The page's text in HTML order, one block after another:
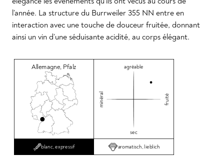
l’année. La structure du Burrweiler 355 NN entre en
interaction avec une touche de douceur fruitée, donnant
ainsi un vin d’une séduisante acidité, au corps élégant.
Allemagne, Pfalz agréable
minéral fruité
sec
blanc, expressif aromatisch, lieblich